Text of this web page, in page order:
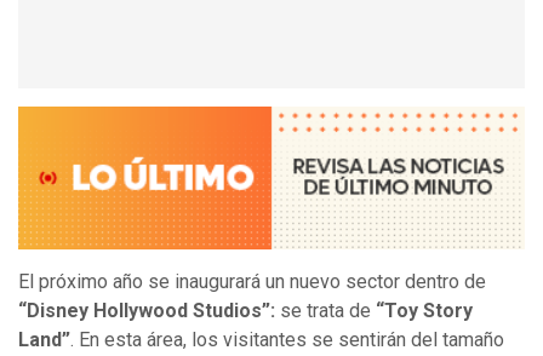
El próximo año se inaugurará un nuevo sector dentro de
“Disney Hollywood Studios”: se trata de “Toy Story
Land”. En esta área, los visitantes se sentirán del tamaño